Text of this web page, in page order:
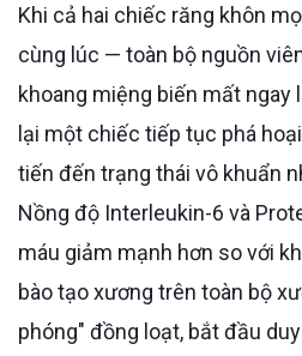
Khi cả hai chiếc răng khôn mọc nghiêng được loại bỏ
cùng lúc — toàn bộ nguồn
khoang miệng biến mất
lại một chiếc tiếp tục phá
tiến đến trạng thái vô khuẩn
Nồng độ Interleukin-6 và
máu giảm mạnh hơn so với
bào tạo xương trên toàn bộ
phóng" đồng loạt, bắt đầu